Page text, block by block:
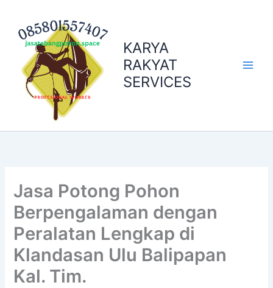
content
KARYA
RAKYAT
SERVICES
Jasa Potong Pohon
Berpengalaman dengan
Peralatan Lengkap di
Klandasan Ulu Balipapan
Kal. Tim.